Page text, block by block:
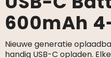
Tassen
Drinkwaren
600mAh
Nieuwe generatie
handig USB-C opladen.